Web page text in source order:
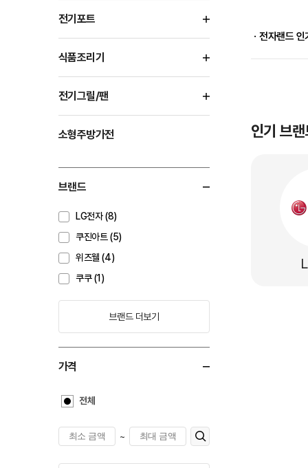
전기포트
식품조리기
전기그릴/팬
소형주방가전
브랜드
LG전자 (8)
쿠진아트 (5)
위즈웰 (4)
쿠쿠 (1)
브랜드 더보기
가격
전체
~
ㆍ전자랜드 인
인기 브